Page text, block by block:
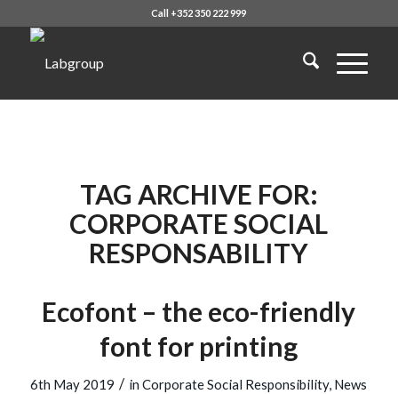
Call +352 350 222 999
TAG ARCHIVE FOR:
CORPORATE SOCIAL
RESPONSABILITY
Ecofont – the eco-friendly
font for printing
6th May 2019 / inCorporate Social Responsibility, News